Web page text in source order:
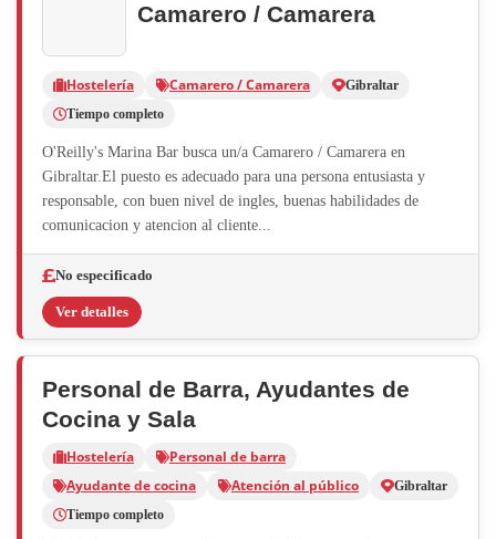
Camarero / Camarera
Hostelería Camarero / Camarera
Gibraltar
Tiempo completo
O'Reilly's Marina Bar busca un/a Camarero / Camarera en
Gibraltar.El puesto es adecuado para una persona entusiasta y
responsable, con buen nivel de ingles, buenas habilidades de
comunicacion y atencion al cliente...
No especificado
Ver detalles
Personal de Barra, Ayudantes de
Cocina y Sala
Hostelería
Personal de barra
Ayudante de cocina
Atención al público
Gibraltar
Tiempo completo